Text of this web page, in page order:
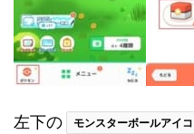
左下の モンスターボールアイ